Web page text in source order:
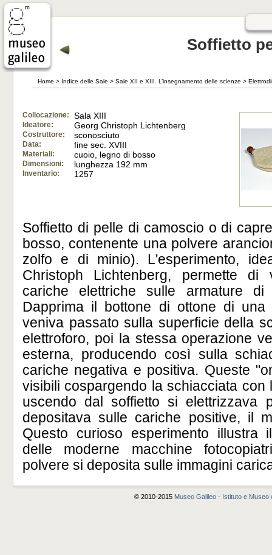
Soffietto
Home > Indice delle Sale > Sale XII e XIII. L’insegnamento delle scienze >
Collocazione: Sala XIII
Ideatore: Georg Christoph Lichtenberg
Costruttore: sconosciuto
Data: fine sec. XVIII
Materiali: cuoio, legno di bosso
Dimensioni: lunghezza 192 mm
Inventario: 1257
Soffietto di pelle di camoscio o di
bosso, contenente una polvere
zolfo e di minio). L'esperimento,
Christoph Lichtenberg, permette di
cariche elettriche sulle armature
Dapprima il bottone di ottone di
veniva passato sulla superficie della
elettroforo, poi la stessa operazione
esterna, producendo così sulla
cariche negativa e positiva. Queste
visibili cospargendo la schiacciata
uscendo dal soffietto si elettrizzava
depositava sulle cariche positive, il
Questo curioso esperimento illustra
delle moderne macchine
polvere si deposita sulle immagini
© 2010-2015 Museo Galileo - Istituto e Museo